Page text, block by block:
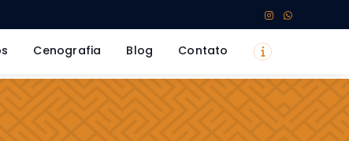
Cenografia Blog Contato